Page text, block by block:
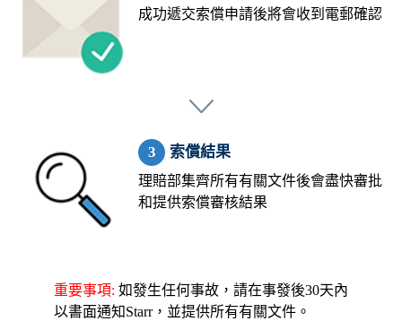
成功遞交索償申請後將會收到電郵確認
索償結果
理賠部集齊所有有關文件後會盡快審批
和提供索償審核結果
重要事項: 如發生任何事故，請在事發後30天內
以書面通知Starr，並提供所有有關文件。